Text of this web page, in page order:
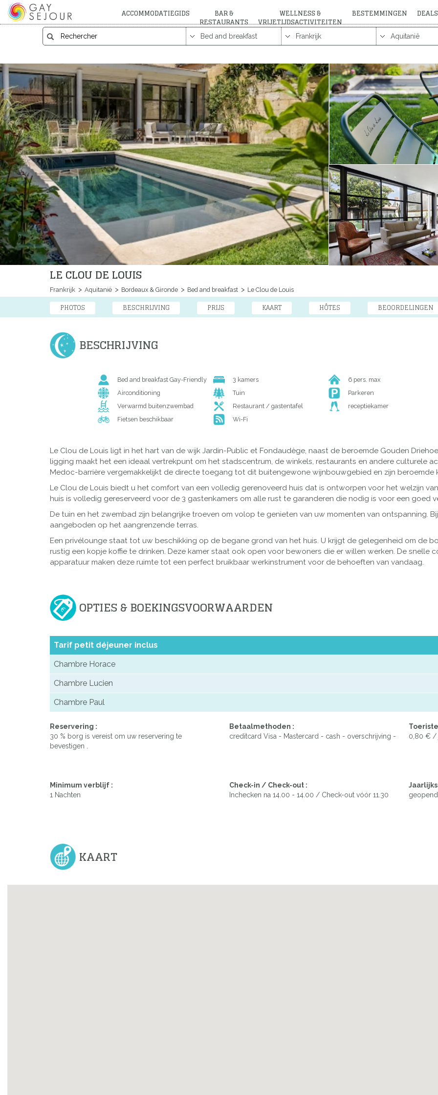
ACCOMMODATIEGIDS BAR &
RESTAURANTS
WELLNESS &
VRIJETIJDSACTIVITEITEN
BESTEMMINGEN DEALS
LE CLOU DE LOUIS
Frankrijk Aquitanië Bordeaux & Gironde Bed and breakfast Le Clou de Louis
PHOTOS BESCHRIJVING PRIJS KAART HÔTES BEOORDELINGEN
BESCHRIJVING
Bed and breakfast Gay-Friendly 3 kamers
6 pers. max
Airconditioning
Tuin
Parkeren
Verwarmd buitenzwembad
Restaurant / gastentafel
receptiekamer
Fietsen beschikbaar
Wi-Fi
Le Clou de Louis ligt in het hart van de wijk Jardin-Public et Fondaudège, naast de beroemde Gouden
ligging maakt het een ideaal vertrekpunt om het stadscentrum, de winkels, restaurants en andere culturele
Medoc-barrière vergemakkelijkt de directe toegang tot dit buitengewone wijnbouwgebied en zijn beroemde
Le Clou de Louis biedt u het comfort van een volledig gerenoveerd huis dat is ontworpen voor het welzijn
huis is volledig gereserveerd voor de 3 gastenkamers om alle rust te garanderen die nodig is voor een goed
De tuin en het zwembad zijn belangrijke troeven om volop te genieten van uw momenten van ontspanning.
aangeboden op het aangrenzende terras.
Een privélounge staat tot uw beschikking op de begane grond van het huis. U krijgt de gelegenheid om de
rustig een kopje koffie te drinken. Deze kamer staat ook open voor bewoners die er willen werken. De snelle
apparatuur maken deze ruimte tot een perfect bruikbaar werkinstrument voor de behoeften van vandaag.
OPTIES & BOEKINGSVOORWAARDEN
Tarif petit déjeuner inclus
Chambre Horace
Chambre Lucien
Chambre Paul
Reservering :
30 % borg is vereist om uw reservering te
bevestigen .
Betaalmethoden :
creditcard Visa - Mastercard - cash - overschrijving -
0,80 € /
Minimum verblijf :
1 Nachten
Check-in / Check-out :
Inchecken na 14.00 - 14.00 / Check-out vóór 11.30
KAART